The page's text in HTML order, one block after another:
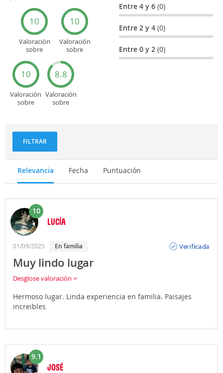
10
Valoración
sobre
10
Valoración
sobre
turísticos
10
Valoración
sobre
8.8
Valoración
sobre
Entre 4 y 6(0)
Entre 2 y 4(0)
Entre 0 y 2(0)
FILTRAR
Relevancia Fecha Puntuación
10
LUCÍA
01/09/2025 En familia
Verificada
Muy lindo lugar
Desglose valoración
Hermoso lugar. Linda experiencia en familia. Paisajes
increibles
9.1
JOSÉ